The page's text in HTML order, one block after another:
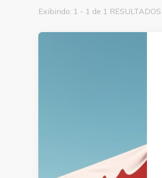
Exibindo: 1 - 1 de 1 RESULTADOS